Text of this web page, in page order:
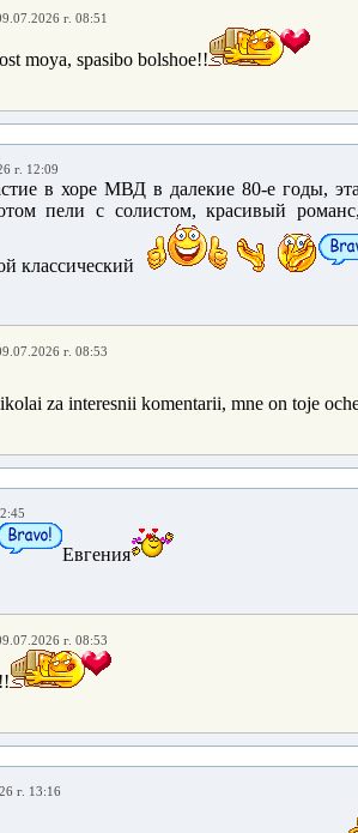
г. 08:51
moya, spasibo bolshoe!!
г. 12:09
в хоре МВД в далекие 80-е годы,
пели с солистом, красивый
классический
г. 08:53
za interesnii komentarii, mne on toje
Евгения
г. 08:53
г. 13:16